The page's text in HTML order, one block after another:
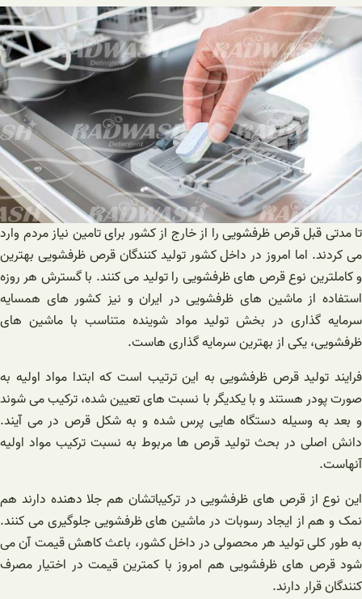
تا مدتی قبل قرص ظرفشویی را از خارج از کشور برای تامین نیاز مردم وارد
می کردند. اما امروز در داخل کشور تولید کنندگان قرص ظرفشویی بهترین
و کاملترین نوع قرص های ظرفشویی را تولید می کنند. با گسترش هر روزه
استفاده از ماشین های ظرفشویی در ایران و نیز کشور های همسایه
سرمایه گذاری در بخش تولید مواد شوینده متناسب با ماشین های
ظرفشویی، یکی از بهترین سرمایه گذاری هاست.
فرایند تولید قرص ظرفشویی به این ترتیب است که ابتدا مواد اولیه به
صورت پودر هستند و با یکدیگر با نسبت های تعیین شده، ترکیب می شوند
و بعد به وسیله دستگاه هایی پرس شده و به شکل قرص در می آیند.
دانش اصلی در بحث تولید قرص ها مربوط به نسبت ترکیب مواد اولیه
آنهاست.
این نوع از قرص های ظرفشویی در ترکیباتشان هم جلا دهنده دارند هم
نمک و هم از ایجاد رسوبات در ماشین های ظرفشویی جلوگیری می کنند.
به طور کلی تولید هر محصولی در داخل کشور، باعث کاهش قیمت آن می
شود قرص های ظرفشویی هم امروز با کمترین قیمت در اختیار مصرف
کنندگان قرار دارند.